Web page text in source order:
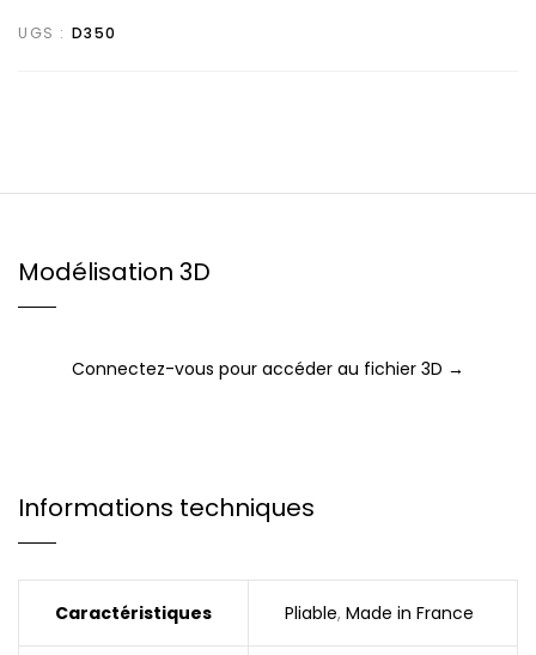
UGS : D350
Modélisation 3D
Connectez-vous pour accéder au fichier 3D →
Informations techniques
Caractéristiques Pliable, Made in France